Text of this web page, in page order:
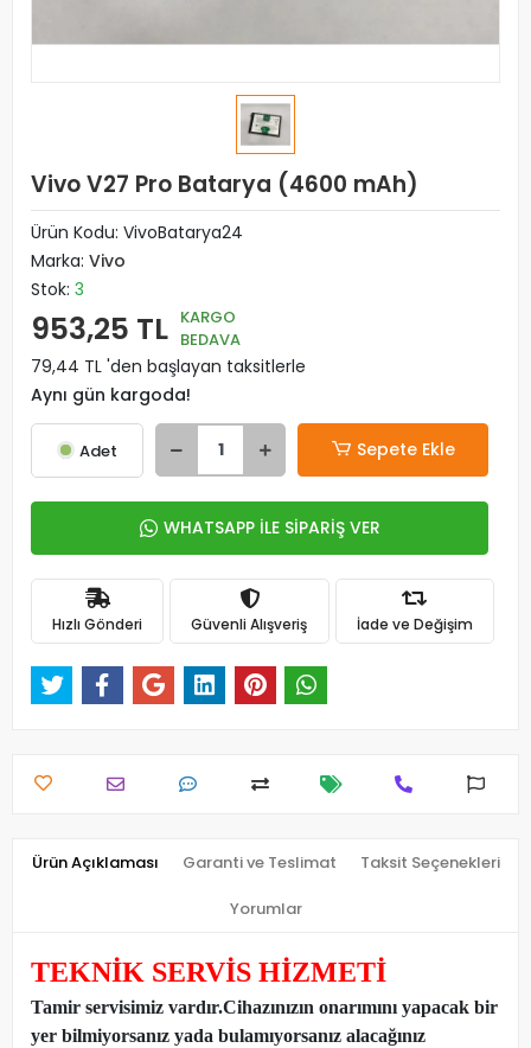
Vivo V27 Pro Batarya (4600 mAh)
Ürün Kodu: VivoBatarya24
Marka: Vivo
Stok: 3
953,25 TL KARGO
BEDAVA
79,44 TL 'den başlayan taksitlerle
Aynı gün kargoda!
Adet Sepete Ekle
WHATSAPP İLE SİPARİŞ VER
Hızlı Gönderi Güvenli Alışveriş İade ve Değişim
Ürün Açıklaması Garanti ve Teslimat Taksit Seçenekleri
Yorumlar
TEKNİK SERVİS HİZMETİ
Tamir servisimiz vardır.Cihazınızın onarımını yapacak bir
yer bilmiyorsanız yada bulamıyorsanız alacağınız